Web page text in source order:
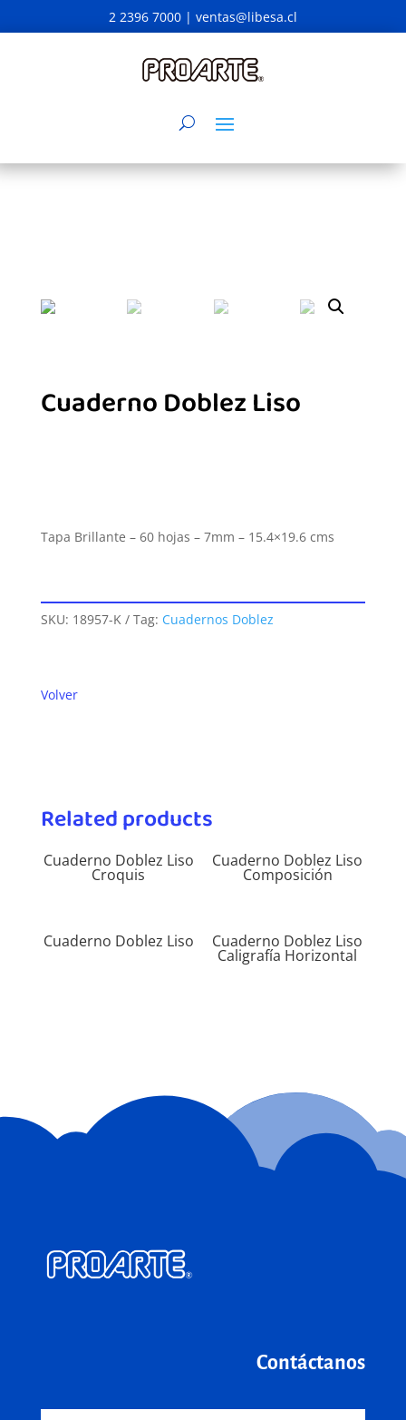
2 2396 7000 | ventas@libesa.cl
Cuaderno Doblez Liso
Tapa Brillante – 60 hojas – 7mm – 15.4×19.6 cms
SKU: 18957-K Tag: Cuadernos Doblez
Volver
Related products
Cuaderno Doblez Liso
Croquis
Cuaderno Doblez Liso
Composición
Cuaderno Doblez Liso Cuaderno Doblez Liso
Caligrafía Horizontal
Contáctanos